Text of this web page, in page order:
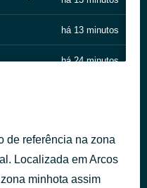
há 13 minutos
há 24 minutos
há 36 minutos
de referência na zona
Localizada em Arcos
minhota assim